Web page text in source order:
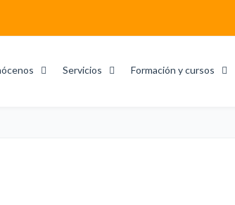
Servicios Formación y cursos